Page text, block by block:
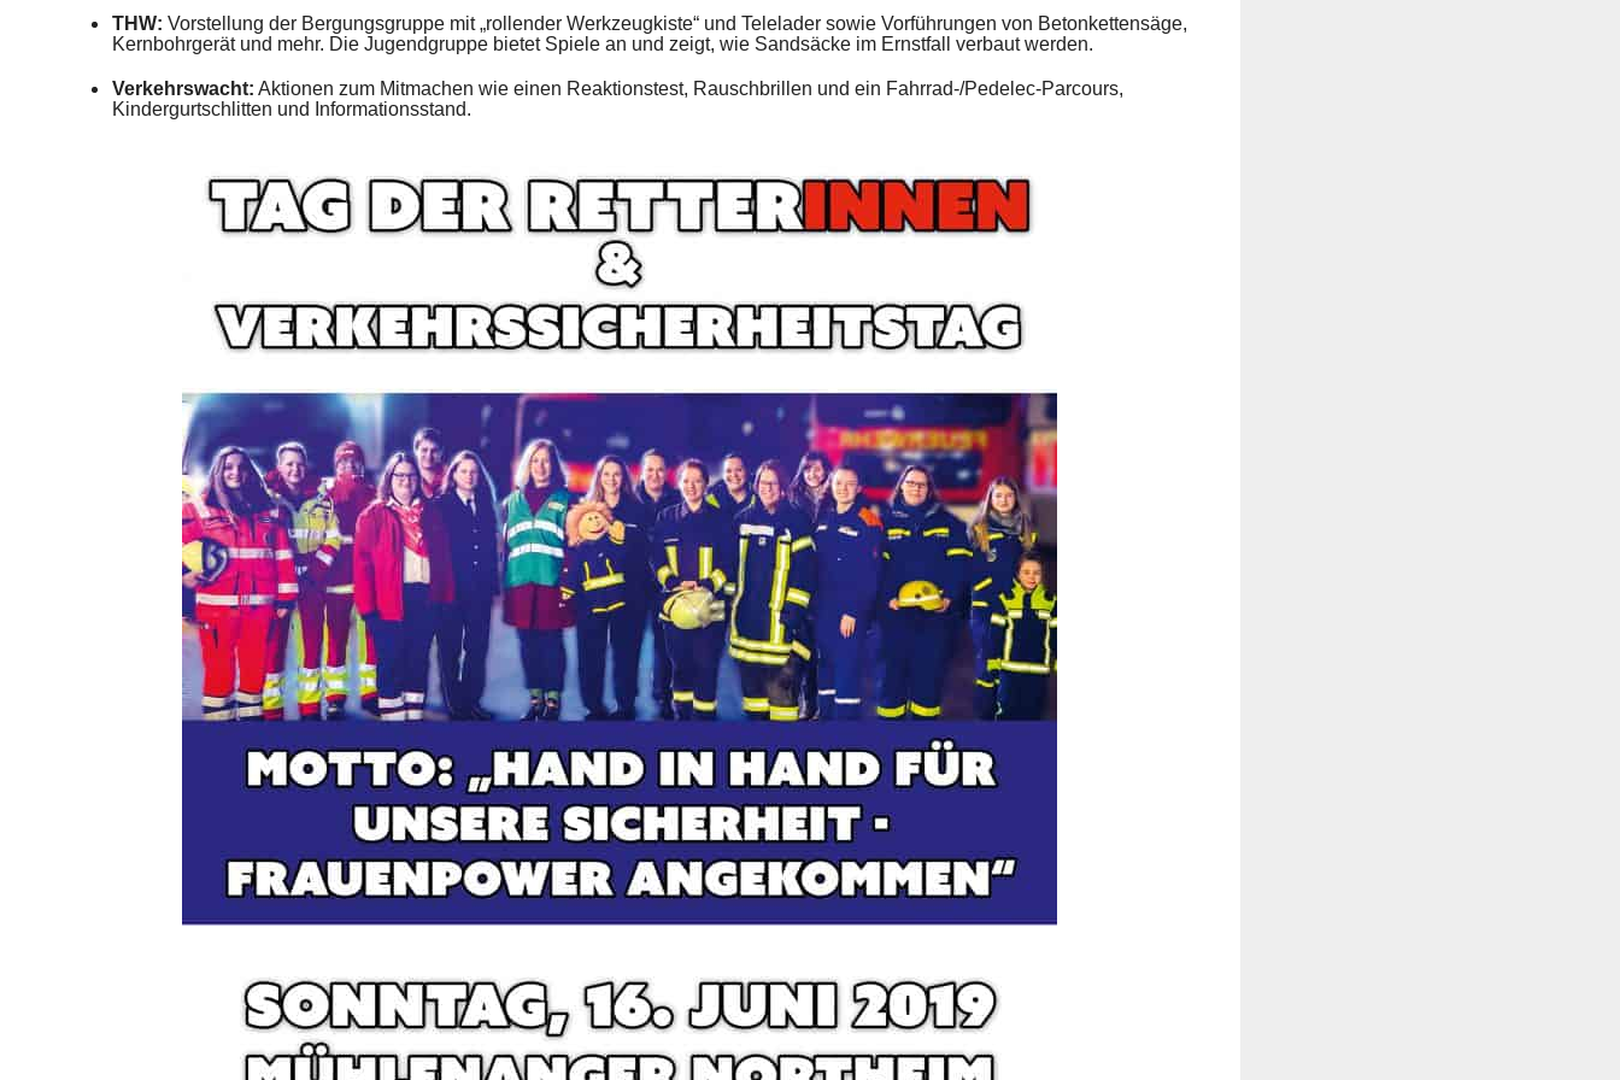
THW: Vorstellung der Bergungsgruppe mit „rollender Werkzeugkiste“ und Telelader sowie Vorführungen von Betonkettensäge,
Kernbohrgerät und mehr. Die Jugendgruppe bietet Spiele an und zeigt, wie Sandsäcke im Ernstfall verbaut werden.
Verkehrswacht: Aktionen zum Mitmachen wie einen Reaktionstest, Rauschbrillen und ein Fahrrad-/Pedelec-Parcours,
Kindergurtschlitten und Informationsstand.